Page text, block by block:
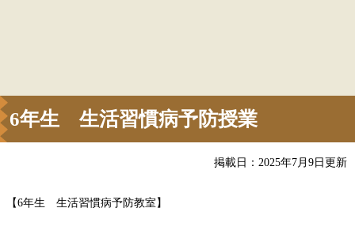
6年生 生活習慣病予防授業
掲載日：2025年7月9日更新
【6年生 生活習慣病予防教室】